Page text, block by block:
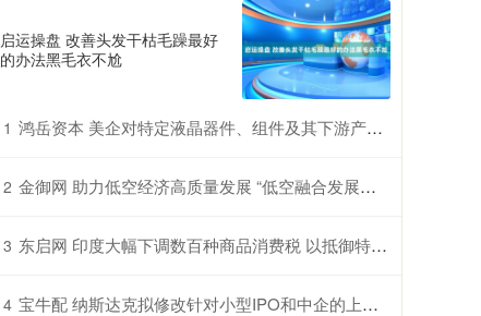
启运操盘 改善头发干枯毛躁最好
的办法黑毛衣不尬
1 鸿岳资本 美企对特定液晶器件、组件及其下游产品提起337调查申请，多家中企为列名被告
2 金御网 助力低空经济高质量发展 “低空融合发展创新实验室”在鄂揭牌
3 东启网 印度大幅下调数百种商品消费税 以抵御特朗普关税冲击
4 宝牛配 纳斯达克拟修改针对小型IPO和中企的上市规则